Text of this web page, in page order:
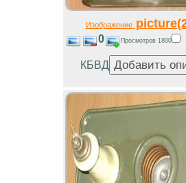
Изображение
0 Просмотров 1800
КБВД